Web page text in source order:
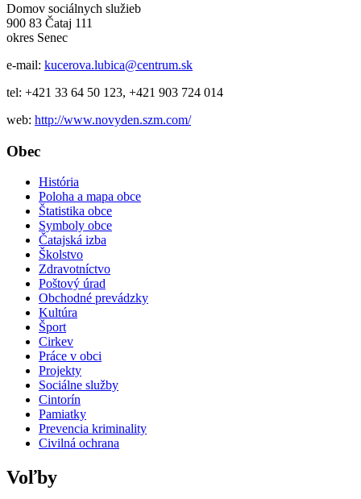
Domov sociálnych služieb
900 83 Čataj 111
okres Senec
e-mail: kucerova.lubica@centrum.sk
tel: +421 33 64 50 123, +421 903 724 014
web: http://www.novyden.szm.com/
Obec
História
Poloha a mapa obce
Štatistika obce
Symboly obce
Čatajská izba
Školstvo
Zdravotníctvo
Poštový úrad
Obchodné prevádzky
Kultúra
Šport
Cirkev
Práce v obci
Projekty
Sociálne služby
Cintorín
Pamiatky
Prevencia kriminality
Civilná ochrana
Voľby